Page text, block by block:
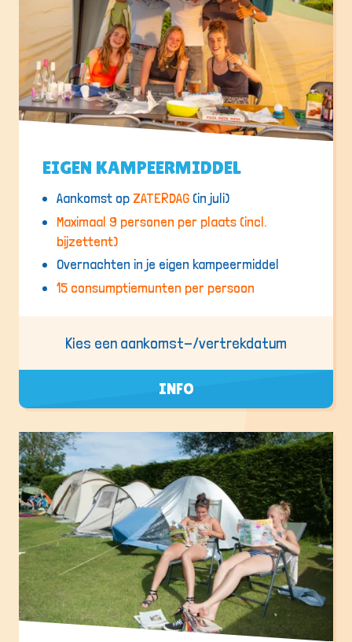
EIGEN KAMPEERMIDDEL
Aankomst op ZATERDAG (in juli)
Maximaal 9 personen per plaats (incl.
bijzettent)
Overnachten in je eigen kampeermiddel
15 consumptiemunten per persoon
Kies een aankomst-/vertrekdatum
INFO